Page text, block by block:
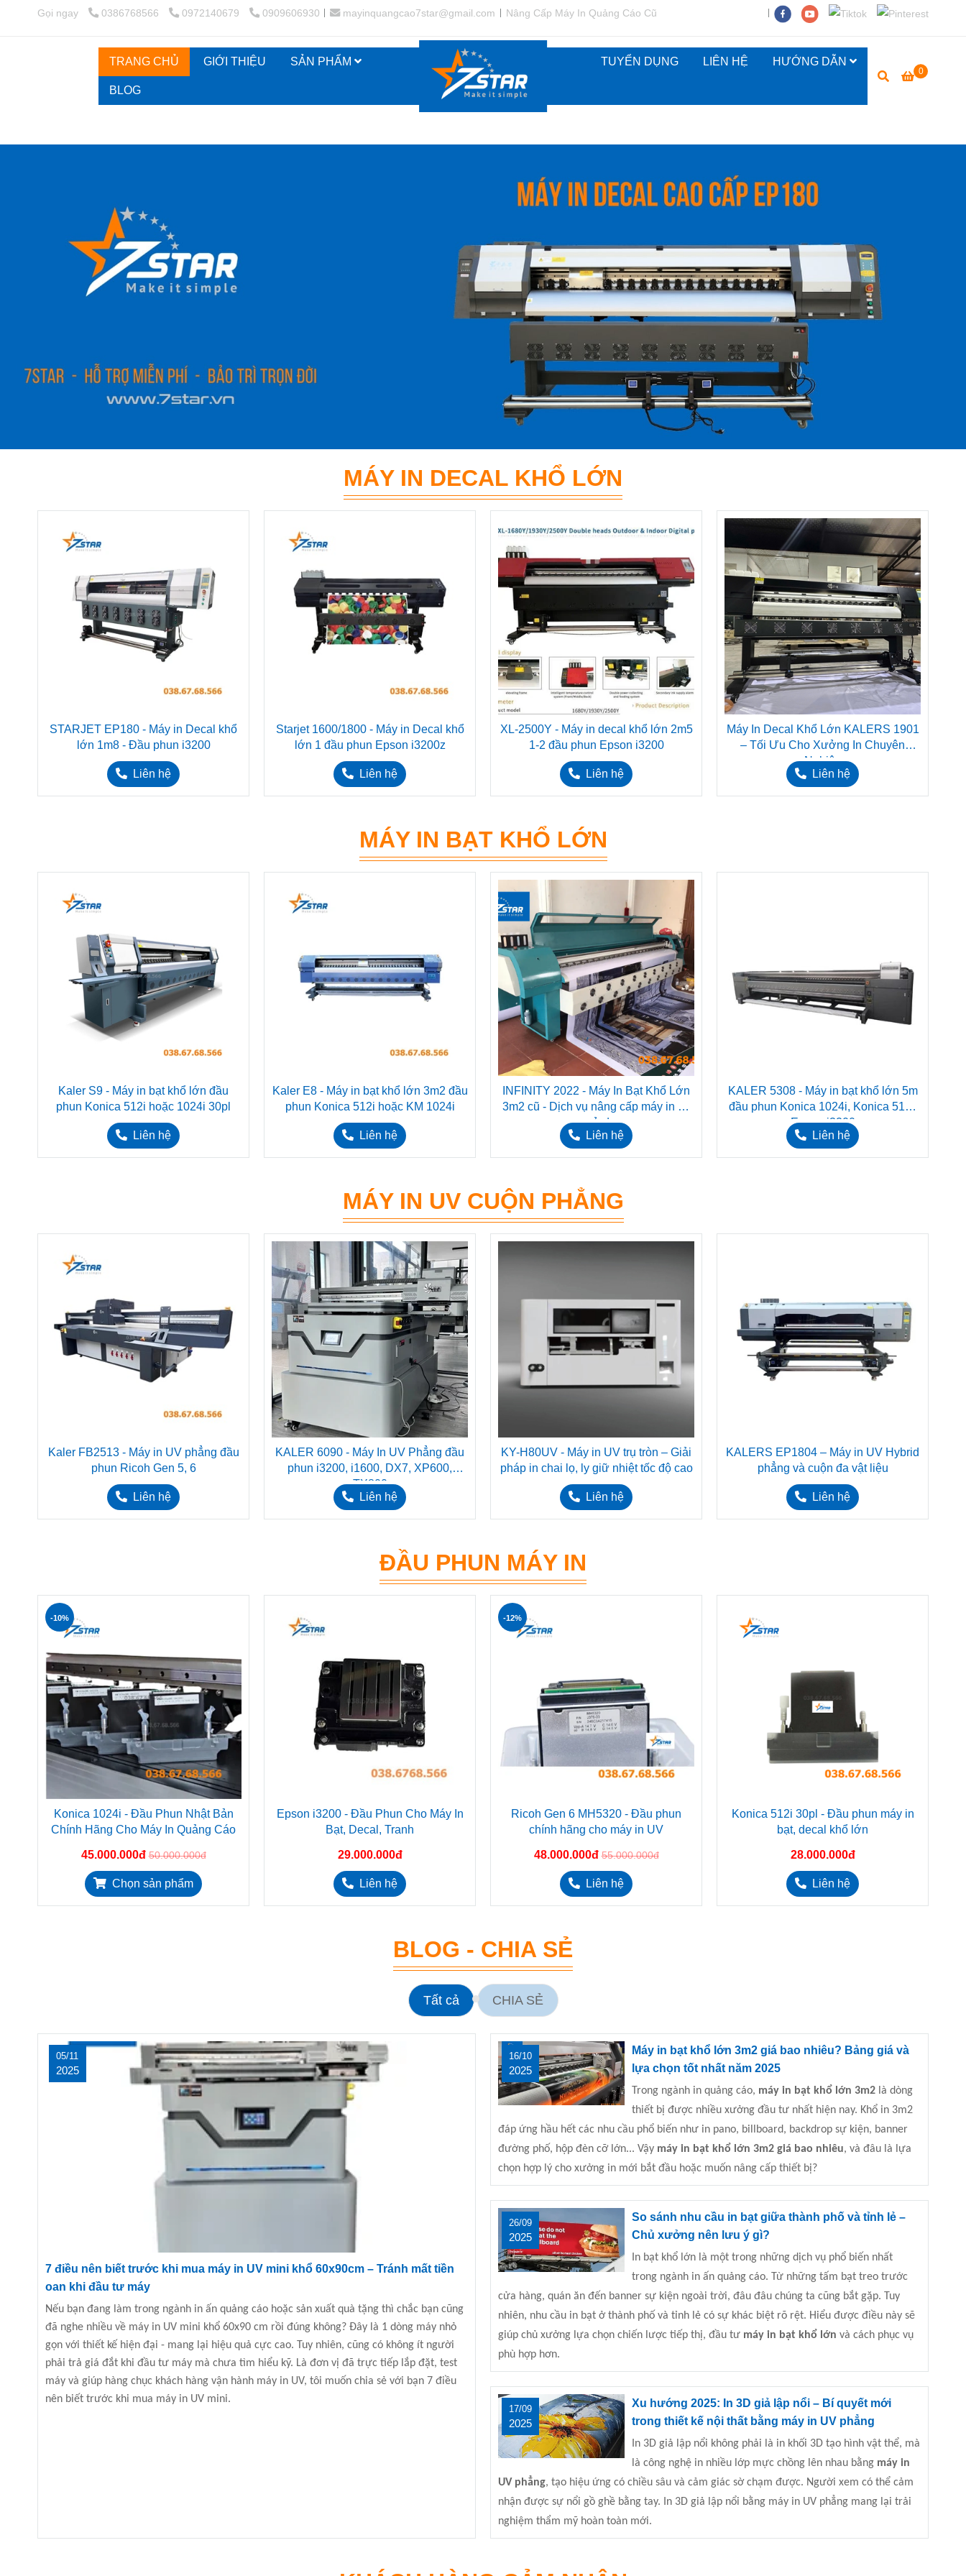
Gọi ngay 0386768566 0972140679 0909606930 mayinquangcao7star@gmail.com Nâng Cấp Máy In Quảng Cáo Cũ
0
TRANG CHỦ GIỚI THIỆU SẢN PHẨM
BLOG
TUYỂN DỤNG LIÊN HỆ HƯỚNG DẪN
MÁY IN DECAL KHỔ LỚN
STARJET EP180 - Máy in Decal khổ
lớn 1m8 - Đầu phun i3200
Liên hệ
Starjet 1600/1800 - Máy in Decal khổ
lớn 1 đầu phun Epson i3200z
Liên hệ
XL-2500Y - Máy in decal khổ lớn 2m5
1-2 đầu phun Epson i3200
Liên hệ
Máy In Decal Khổ Lớn KALERS 1901
– Tối Ưu Cho Xưởng In Chuyên
Nghiệp
Liên hệ
MÁY IN BẠT KHỔ LỚN
Kaler S9 - Máy in bạt khổ lớn đầu
phun Konica 512i hoặc 1024i 30pl
Liên hệ
Kaler E8 - Máy in bạt khổ lớn 3m2 đầu
phun Konica 512i hoặc KM 1024i
Liên hệ
INFINITY 2022 - Máy In Bạt Khổ Lớn
3m2 cũ - Dịch vụ nâng cấp máy in đã
qua sử dụng
Liên hệ
KALER 5308 - Máy in bạt khổ lớn 5m
đầu phun Konica 1024i, Konica 512i,
Epson i3200
Liên hệ
MÁY IN UV CUỘN PHẲNG
Kaler FB2513 - Máy in UV phẳng đầu
phun Ricoh Gen 5, 6
Liên hệ
KALER 6090 - Máy In UV Phẳng đầu
phun i3200, i1600, DX7, XP600,
TX800
Liên hệ
KY-H80UV - Máy in UV trụ tròn – Giải
pháp in chai lọ, ly giữ nhiệt tốc độ cao
Liên hệ
KALERS EP1804 – Máy in UV Hybrid
phẳng và cuộn đa vật liệu
Liên hệ
ĐẦU PHUN MÁY IN
Konica 1024i - Đầu Phun Nhật Bản
Chính Hãng Cho Máy In Quảng Cáo
45.000.000đ 50.000.000đ
-10%
Chọn sản phẩm
Epson i3200 - Đầu Phun Cho Máy In
Bạt, Decal, Tranh
29.000.000đ
Liên hệ
Ricoh Gen 6 MH5320 - Đầu phun
chính hãng cho máy in UV
48.000.000đ 55.000.000đ
-12%
Liên hệ
Konica 512i 30pl - Đầu phun máy in
bạt, decal khổ lớn
28.000.000đ
Liên hệ
BLOG - CHIA SẺ
Tất cả CHIA SẺ
7 điều nên biết trước khi mua máy in UV mini khổ 60x90cm – Tránh mất tiền
oan khi đầu tư máy
05/11
2025
Nếu bạn đang làm trong ngành in ấn quảng cáo hoặc sản xuất quà tặng thì chắc bạn cũng
đã nghe nhiều về máy in UV mini khổ 60x90 cm rồi đúng không? Đây là 1 dòng máy nhỏ
gọn với thiết kế hiện đại - mang lại hiệu quả cực cao. Tuy nhiên, cũng có không ít người
phải trả giá đắt khi đầu tư máy mà chưa tìm hiểu kỹ. Là đơn vị đã trực tiếp lắp đặt, test
máy và giúp hàng chục khách hàng vận hành máy in UV, tôi muốn chia sẻ với bạn 7 điều
nên biết trước khi mua máy in UV mini.
Máy in bạt khổ lớn 3m2 giá bao nhiêu? Bảng giá và
lựa chọn tốt nhất năm 2025
16/10
2025
Trong ngành in quảng cáo, máy in bạt khổ lớn 3m2 là dòng
thiết bị được nhiều xưởng đầu tư nhất hiện nay. Khổ in 3m2
đáp ứng hầu hết các nhu cầu phổ biến như in pano, billboard, backdrop sự kiện, banner
đường phố, hộp đèn cỡ lớn... Vậy máy in bạt khổ lớn 3m2 giá bao nhiêu, và đâu là lựa
chọn hợp lý cho xưởng in mới bắt đầu hoặc muốn nâng cấp thiết bị?
So sánh nhu cầu in bạt giữa thành phố và tỉnh lẻ –
Chủ xưởng nên lưu ý gì?
26/09
2025
In bạt khổ lớn là một trong những dịch vụ phổ biến nhất
trong ngành in ấn quảng cáo. Từ những tấm bạt treo trước
cửa hàng, quán ăn đến banner sự kiện ngoài trời, đâu đâu chúng ta cũng bắt gặp. Tuy
nhiên, nhu cầu in bạt ở thành phố và tỉnh lẻ có sự khác biệt rõ rệt. Hiểu được điều này sẽ
giúp chủ xưởng lựa chọn chiến lược tiếp thị, đầu tư máy in bạt khổ lớn và cách phục vụ
phù hợp hơn.
Xu hướng 2025: In 3D giả lập nổi – Bí quyết mới
trong thiết kế nội thất bằng máy in UV phẳng
17/09
2025
In 3D giả lập nổi không phải là in khối 3D tạo hình vật thể, mà
là công nghệ in nhiều lớp mực chồng lên nhau bằng máy in
UV phẳng, tạo hiệu ứng có chiều sâu và cảm giác sờ chạm được. Người xem có thể cảm
nhận được sự nổi gồ ghề bằng tay. In 3D giả lập nổi bằng máy in UV phẳng mang lại trải
nghiệm thẩm mỹ hoàn toàn mới.